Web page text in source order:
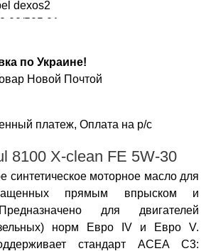
dexos2
00/505 01
S1
229.51
SN/CF
по Украине!
Новой Почтой
платеж, Оплата на р/с
8100 X-clean FE 5W-30
синтетическое моторное масло для
прямым впрыском и
для двигателей
норм Евро IV и Евро V.
стандарт ACEA C3: